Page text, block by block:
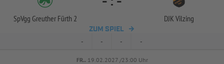
SpVgg Greuther Fürth 2 DJK Vilzing
ZUM SPIEL
- - - -
FR.. 19.02.2027 /23:00 Uhr